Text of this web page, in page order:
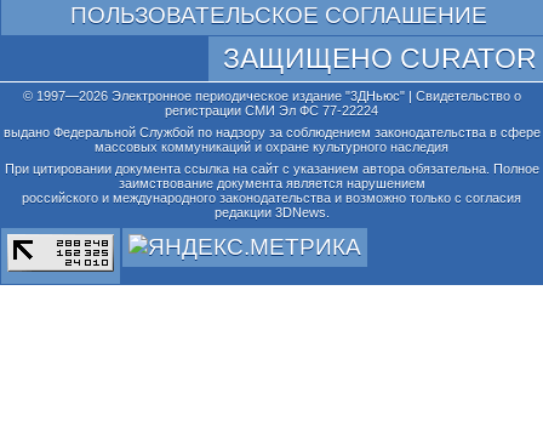
ПОЛЬЗОВАТЕЛЬСКОЕ СОГЛАШЕНИЕ
ЗАЩИЩЕНО CURATOR
© 1997—2026 Электронное периодическое издание "3ДНьюс" | Свидетельство о
регистрации СМИ Эл ФС 77-22224
выдано Федеральной Службой по надзору за соблюдением законодательства в сфере
массовых коммуникаций и охране культурного наследия
При цитировании документа ссылка на сайт с указанием автора обязательна. Полное
заимствование документа является нарушением
российского и международного законодательства и возможно только с согласия
редакции 3DNews.